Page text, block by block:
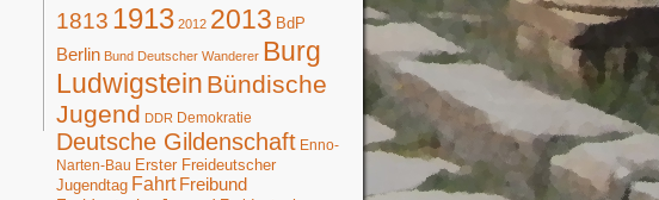
1813 1913 2012 2013 BdP
Berlin Bund Deutscher Wanderer Burg
Ludwigstein Bündische
Jugend DDR Demokratie
Deutsche Gildenschaft Enno-
Narten-Bau Erster Freideutscher
Jugendtag Fahrt Freibund